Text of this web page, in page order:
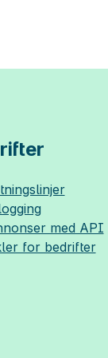
med API
for bedrifter